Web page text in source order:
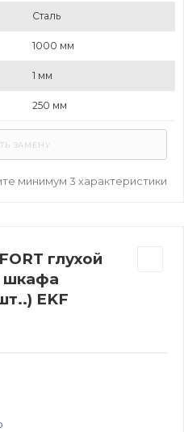
Сталь
1000 мм
1 мм
250 мм
минимум 3 характеристики
глухой
шкафа
EKF